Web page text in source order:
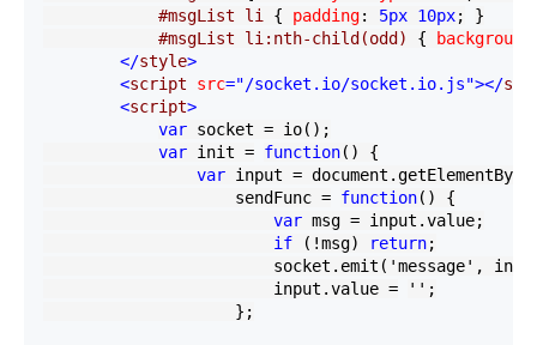
            #msgList li
{ padding: 5px 10px;
}
            #msgList li:nth-child(odd)
{ background
</style>
<script src="/socket.io/socket.io.js"></
<script>
var socket = io();
var init = function() {
var input =
                    sendFunc
= function() {
var msg = input.value;
if ( !msg) return;
                        socket.emit(
'message' ,
                        input.value
= '' ;
                    };